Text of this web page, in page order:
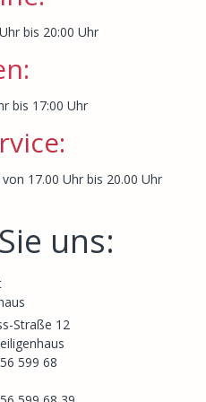
bis 20:00 Uhr
bis 17:00 Uhr
17.00 Uhr bis 20.00 Uhr
uns:
Straße 12
599 68